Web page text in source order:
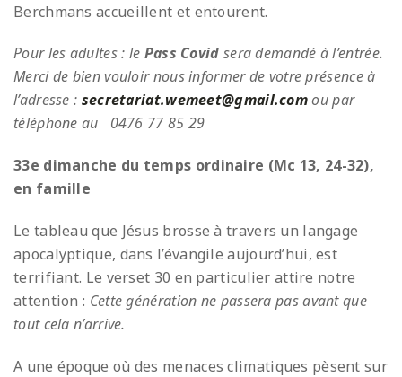
Berchmans accueillent et entourent.
Pour les adultes : le Pass Covid sera demandé à l’entrée.
Merci de bien vouloir nous informer de votre présence à
l’adresse : secretariat.wemeet@gmail.comou par
téléphone au 0476 77 85 29
33e dimanche du temps ordinaire (Mc 13, 24-32),
en famille
Le tableau que Jésus brosse à travers un langage
apocalyptique, dans l’évangile aujourd’hui, est
terrifiant. Le verset 30 en particulier attire notre
attention : Cette génération ne passera pas avant que
tout cela n’arrive.
A une époque où des menaces climatiques pèsent sur